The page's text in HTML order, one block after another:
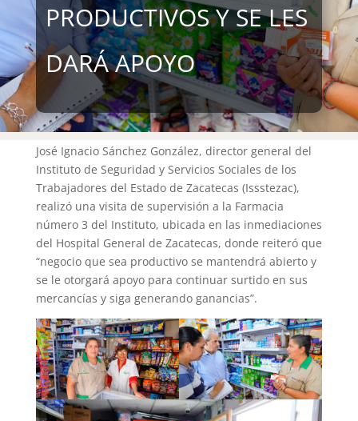
PRODUCTIVOS Y SE LES
DARÁ APOYO
José Ignacio Sánchez González, director general del
Instituto de Seguridad y Servicios Sociales de los
Trabajadores del Estado de Zacatecas (Issstezac),
realizó una visita de supervisión a la Farmacia
número 3 del Instituto, ubicada en las inmediaciones
del Hospital General de Zacatecas, donde reiteró que
“negocio que sea productivo se mantendrá abierto y
se le otorgará apoyo para continuar surtido en sus
mercancías y siga generando ganancias”.